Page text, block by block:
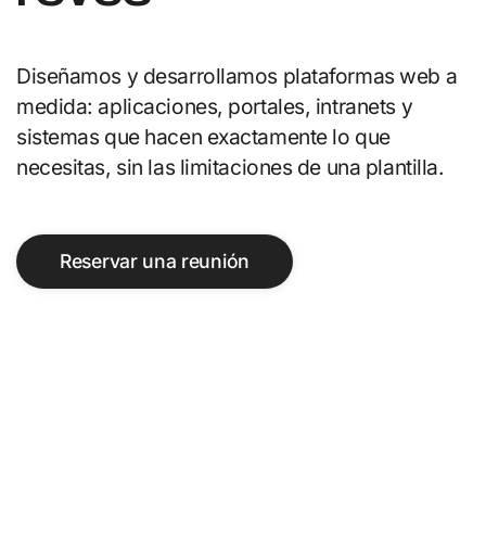
Diseñamos y desarrollamos plataformas web a
medida: aplicaciones, portales, intranets y
sistemas que hacen exactamente lo que
necesitas, sin las limitaciones de una plantilla.
Reservar una reunión